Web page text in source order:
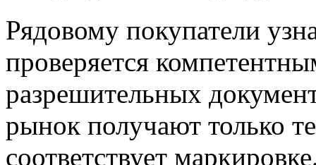
Рядовому покупатели
проверяется
разрешительных
рынок получают только
соответствует